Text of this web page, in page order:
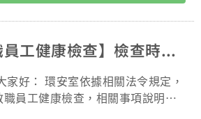
機3884 或 Email：dyliu@cgu.ed
致力於為全體教職員工打造零災害
安心、安全的校園環境，朝向永續
點不是挨餓，而是建立一套能夠持
國民健康署建議，減重期間仍應均
不需要完全戒除碳水化合物，而是
量。 什麼是四拳飲食法？ 「四拳
的份量估算法。每個人的拳頭大小
相符，吃飯時不需要秤重或計算
把一餐分成以下四個部分：兩拳
【2026年教職員工健康檢查】檢查時程及相關事項說明
相關法令規定，
員工健康檢查，相關事項說明如